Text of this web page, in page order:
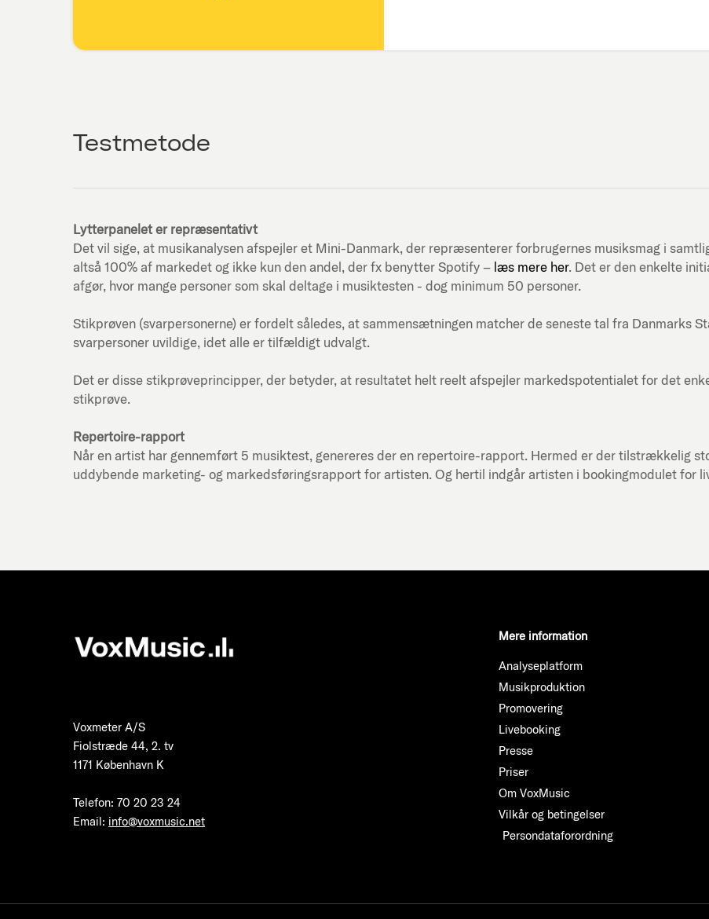
Testmetode
Lytterpanelet er repræsentativt
Det vil sige, at musikanalysen afspejler et Mini-Danmark, der repræsenterer forbrugernes musiksmag i
altså 100% af markedet og ikke kun den andel, der fx benytter Spotify – læs mere her. Det er den enkelte
afgør, hvor mange personer som skal deltage i musiktesten - dog minimum 50 personer.
Stikprøven (svarpersonerne) er fordelt således, at sammensætningen matcher de seneste tal fra Danmarks
svarpersoner uvildige, idet alle er tilfældigt udvalgt.
Det er disse stikprøveprincipper, der betyder, at resultatet helt reelt afspejler markedspotentialet for det
stikprøve.
Repertoire-rapport
Når en artist har gennemført 5 musiktest, genereres der en repertoire-rapport. Hermed er der tilstrækkelig
uddybende marketing- og markedsføringsrapport for artisten. Og hertil indgår artisten i bookingmodulet for
Voxmeter A/S
Fiolstræde 44, 2. tv
1171 København K
Telefon: 70 20 23 24
Email: info@voxmusic.net
Mere information
Analyseplatform
Musikproduktion
Promovering
Livebooking
Presse
Priser
Om VoxMusic
Vilkår og betingelser
Persondataforordning